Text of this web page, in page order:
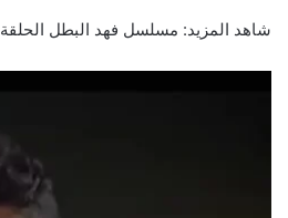
شاهد المزيد: مسلسل فهد البطل الحلقة 12 الثانية عشر